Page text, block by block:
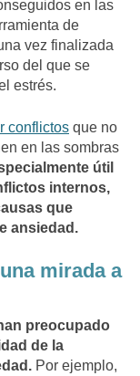
en las
de
vez finalizada
del que se
estrés.
conflictos que no
en las sombras
útil
internos,
que
ansiedad.
mirada a
preocupado
de la
Por ejemplo,